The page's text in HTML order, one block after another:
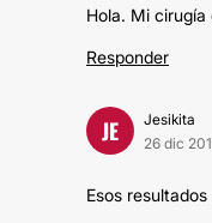
Hola. Mi
Responder
JE
Jesikita
26 dic
Esos